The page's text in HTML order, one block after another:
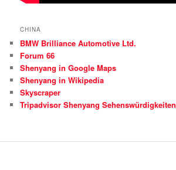
CHINA
BMW Brilliance Automotive Ltd.
Forum 66
Shenyang in Google Maps
Shenyang in Wikipedia
Skyscraper
Tripadvisor Shenyang Sehenswürdigkeiten